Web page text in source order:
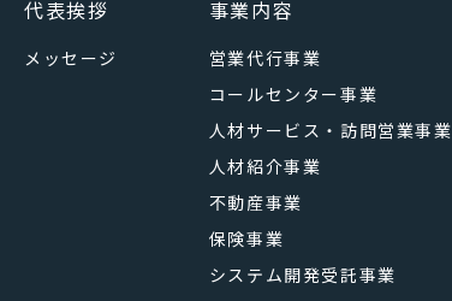
代表挨拶
メッセージ
事業内容
営業代行事業
コールセンター事業
人材サービス・訪問営業事業
人材紹介事業
不動産事業
保険事業
システム開発受託事業